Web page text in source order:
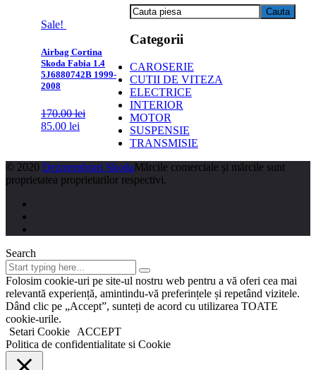
Sale!
Airbag Cortina
Skoda Fabia 1.4
5J6880742B 1999-
2008
170.00lei
85.00 lei
Categorii
CAROSERIE
CUTII DE VITEZA
ELECTRICE
INTERIOR
MOTOR
SUSPENSIE
TRANSMISIE
© 2020 Dezmembrari SkodaMărcile comerciale și mărcile sunt
proprietatea proprietarilor respectivi.
Search
Folosim cookie-uri pe site-ul nostru web pentru a vă oferi cea mai
relevantă experiență, amintindu-vă preferințele și repetând vizitele.
Dând clic pe „Accept”, sunteți de acord cu utilizarea TOATE
cookie-urile.
Setari Cookie
ACCEPT
Politica de confidentialitate si Cookie